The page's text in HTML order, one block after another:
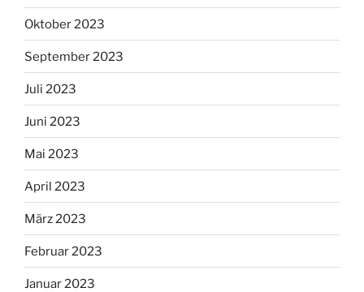
Oktober 2023
September 2023
Juli 2023
Juni 2023
Mai 2023
April 2023
März 2023
Februar 2023
Januar 2023